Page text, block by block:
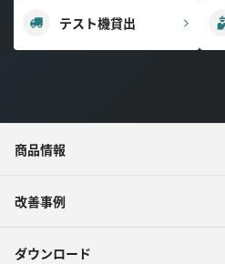
テスト機貸出
商品情報
改善事例
ダウンロード